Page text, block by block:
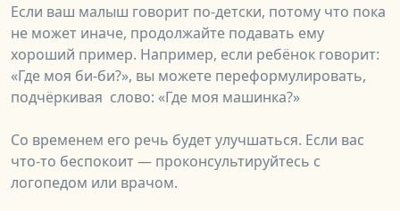
Если ваш малыш говорит по-детски, потому что пока
не может иначе, продолжайте подавать ему
хороший пример. Например, если ребёнок говорит:
«Где моя би-би?», вы можете переформулировать,
подчёркивая слово: «Где моя машинка?»
Со временем его речь будет улучшаться. Если вас
что-то беспокоит — проконсультируйтесь с
логопедом или врачом.